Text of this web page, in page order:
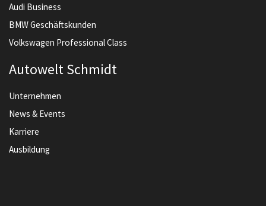
Audi Business
BMW Geschäftskunden
Volkswagen Professional Class
Autowelt Schmidt
Unternehmen
News & Events
Karriere
Ausbildung